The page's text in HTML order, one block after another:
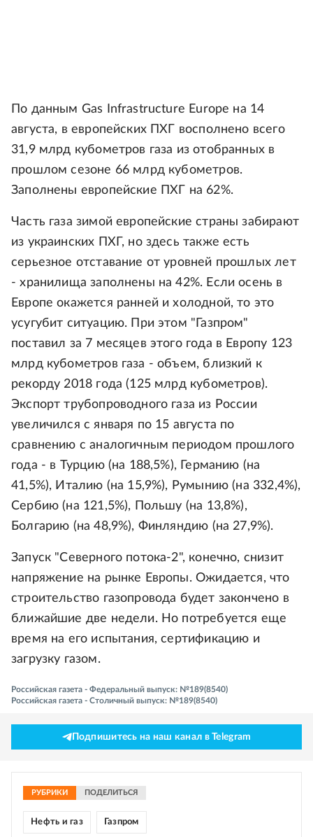
По данным Gas Infrastructure Europe на 14
августа, в европейских ПХГ восполнено всего
31,9 млрд кубометров газа из отобранных в
прошлом сезоне 66 млрд кубометров.
Заполнены европейские ПХГ на 62%.
Часть газа зимой европейские страны забирают
из украинских ПХГ, но здесь также есть
серьезное отставание от уровней прошлых лет
- хранилища заполнены на 42%. Если осень в
Европе окажется ранней и холодной, то это
усугубит ситуацию. При этом "Газпром"
поставил за 7 месяцев этого года в Европу 123
млрд кубометров газа - объем, близкий к
рекорду 2018 года (125 млрд кубометров).
Экспорт трубопроводного газа из России
увеличился с января по 15 августа по
сравнению с аналогичным периодом прошлого
года - в Турцию (на 188,5%), Германию (на
41,5%), Италию (на 15,9%), Румынию (на 332,4%),
Сербию (на 121,5%), Польшу (на 13,8%),
Болгарию (на 48,9%), Финляндию (на 27,9%).
Запуск "Северного потока-2", конечно, снизит
напряжение на рынке Европы. Ожидается, что
строительство газопровода будет закончено в
ближайшие две недели. Но потребуется еще
время на его испытания, сертификацию и
загрузку газом.
Российская газета - Федеральный выпуск: №189(8540)
Российская газета - Столичный выпуск: №189(8540)
Подпишитесь на наш канал в Telegram
РУБРИКИ ПОДЕЛИТЬСЯ
Нефть и газ Газпром